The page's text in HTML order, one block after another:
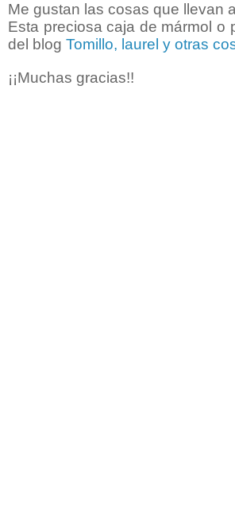
Me gustan las cosas que llevan
Esta preciosa caja de mármol o
del blog Tomillo, laurel y otras
¡¡Muchas gracias!!